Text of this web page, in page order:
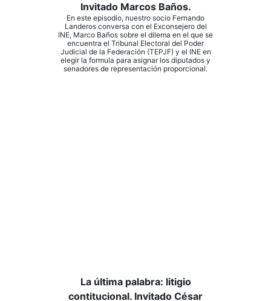
Invitado Marcos Baños.
En este episodio, nuestro socio Fernando
Landeros conversa con el Exconsejero del
INE, Marco Baños sobre el dilema en el que se
encuentra el Tribunal Electoral del Poder
Judicial de la Federación (TEPJF) y el INE en
elegir la formula para asignar los diputados y
senadores de representación proporcional.
La última palabra: litigio
contitucional. Invitado César